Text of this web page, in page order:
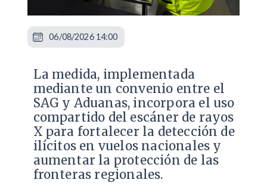
La medida, implementada
mediante un convenio entre el
SAG y Aduanas, incorpora el uso
compartido del escáner de rayos
X para fortalecer la detección de
ilícitos en vuelos nacionales y
aumentar la protección de las
fronteras regionales.
06/08/2026 14:00